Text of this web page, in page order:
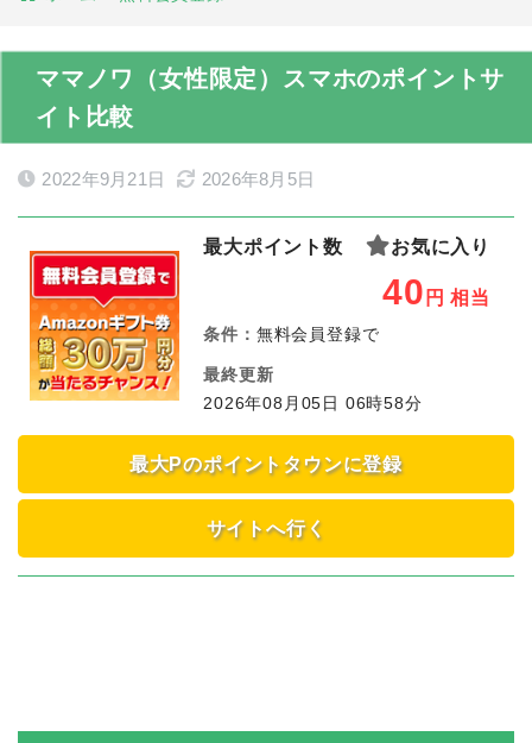
ママノワ（女性限定）スマホのポイントサ
イト比較
2022年9月21日 2026年8月5日
最大ポイント数 お気に入り
40 円 相当
条件： 無料会員登録で
最終更新
2026年08月05日 06時58分
最大Pのポイントタウンに登録
サイトへ行く